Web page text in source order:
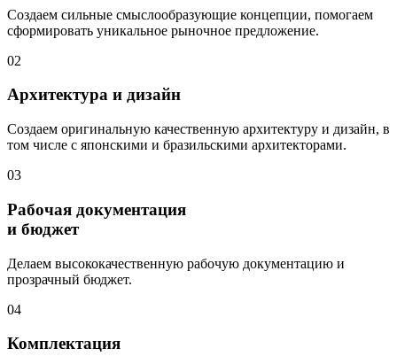
Создаем сильные смыслообразующие концепции, помогаем
сформировать уникальное рыночное предложение.
02
Архитектура и дизайн
Создаем оригинальную качественную архитектуру и дизайн, в
том числе с японскими и бразильскими архитекторами.
03
Рабочая документация
и бюджет
Делаем высококачественную рабочую документацию и
прозрачный бюджет.
04
Комплектация